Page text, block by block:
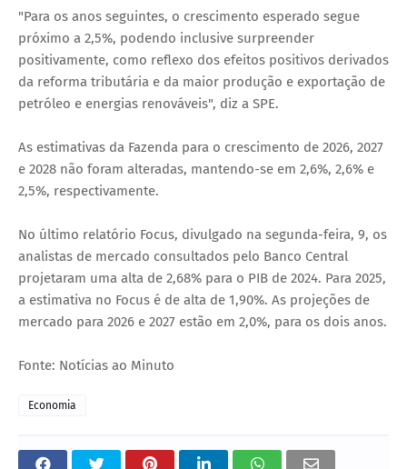
"Para os anos seguintes, o crescimento esperado segue
próximo a 2,5%, podendo inclusive surpreender
positivamente, como reflexo dos efeitos positivos derivados
da reforma tributária e da maior produção e exportação de
petróleo e energias renováveis", diz a SPE.
As estimativas da Fazenda para o crescimento de 2026, 2027
e 2028 não foram alteradas, mantendo-se em 2,6%, 2,6% e
2,5%, respectivamente.
No último relatório Focus, divulgado na segunda-feira, 9, os
analistas de mercado consultados pelo Banco Central
projetaram uma alta de 2,68% para o PIB de 2024. Para 2025,
a estimativa no Focus é de alta de 1,90%. As projeções de
mercado para 2026 e 2027 estão em 2,0%, para os dois anos.
Fonte: Notícias ao Minuto
Economia